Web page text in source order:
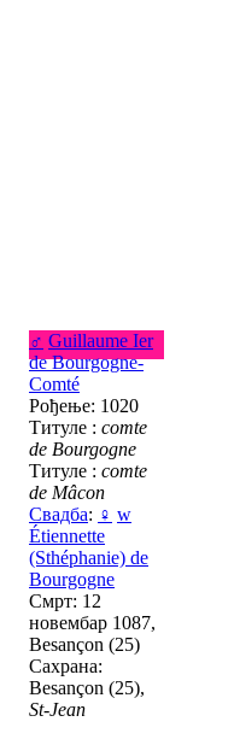
♂ Guillaume Ier
de Bourgogne-
Comté
Рођење: 1020
Титуле : comte
de Bourgogne
Титуле : comte
de Mâcon
Свадба: ♀ w
Étiennette
(Sthéphanie) de
Bourgogne
Смрт: 12
новембар 1087,
Besançon (25)
Сахрана:
Besançon (25),
St-Jean